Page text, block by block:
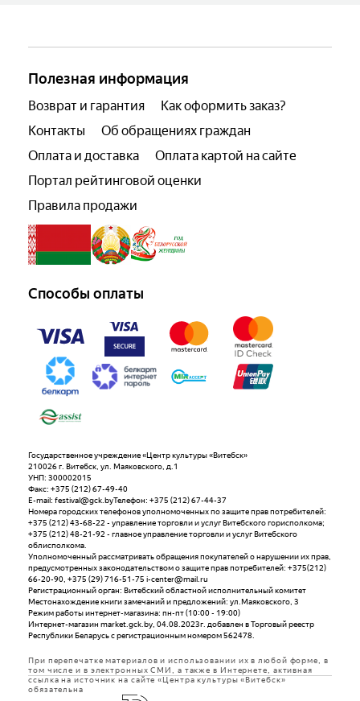
Полезная информация
Возврат и гарантия
Как оформить заказ?
Контакты
Об обращениях граждан
Оплата и доставка
Оплата картой на сайте
Портал рейтинговой оценки
Правила продажи
Способы оплаты
Государственное учреждение «Центр культуры «Витебск»
210026 г. Витебск, ул. Маяковского, д.1
УНП: 300002015
Факс: +375 (212) 67-49-40
E-mail: festival@gck.byТелефон: +375 (212) 67-44-37
Номера городских телефонов уполномоченных по защите прав потребителей:
+375 (212) 43-68-22 - управление торговли и услуг Витебского горисполкома;
+375 (212) 48-21-92 - главное управление торговли и услуг Витебского
облисполкома.
Уполномоченный рассматривать обращения покупателей о нарушении их прав,
предусмотренных законодательством о защите прав потребителей: +375(212)
66-20-90, +375 (29) 716-51-75 i-center@mail.ru
Регистрационный орган: Витебский областной исполнительный комитет
Местонахождение книги замечаний и предложений: ул.Маяковского, 3
Режим работы интернет-магазина: пн-пт (10:00 - 19:00)
Интернет-магазин market.gck.by, 04.08.2023г. добавлен в Торговый реестр
Республики Беларусь с регистрационным номером 562478.
При перепечатке материалов и использовании их в любой форме, в
том числе и в электронных СМИ, а также в Интернете, активная
ссылка на источник на сайте «Центра культуры «Витебск»
обязательна